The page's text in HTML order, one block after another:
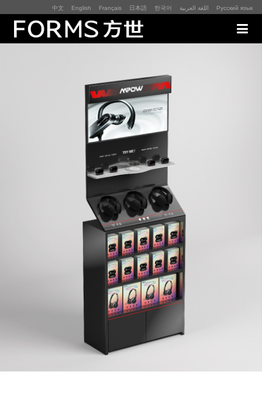
中文 English Français 日本語 한국어 اللغة العربية Русский язык
零售终端与展示道具·SI&POSM
全球展会·EXPO
数字媒体与展项装置·CG&DVICE